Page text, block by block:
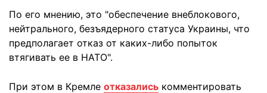
По его мнению, это "обеспечение внеблокового,
нейтрального, безъядерного статуса Украины, что
предполагает отказ от каких-либо попыток
втягивать ее в НАТО".
При этом в Кремле отказались комментировать